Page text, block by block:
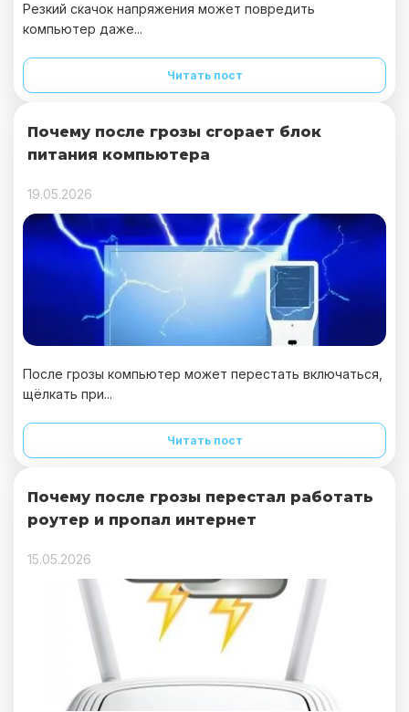
Резкий скачок напряжения может повредить
компьютер даже...
Читать пост
Почему после грозы сгорает блок
питания компьютера
19.05.2026
После грозы компьютер может перестать включаться,
щёлкать при...
Читать пост
Почему после грозы перестал работать
роутер и пропал интернет
15.05.2026